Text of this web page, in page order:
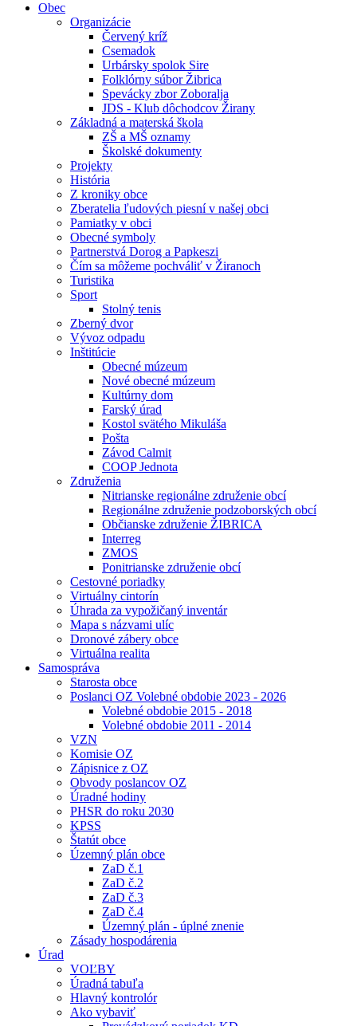
Obec
Organizácie
Červený kríž
Csemadok
Urbársky spolok Sire
Folklórny súbor Žibrica
Spevácky zbor Zoboralja
JDS - Klub dôchodcov Žirany
Základná a materská škola
ZŠ a MŠ oznamy
Školské dokumenty
Projekty
História
Z kroniky obce
Zberatelia ľudových piesní v našej obci
Pamiatky v obci
Obecné symboly
Partnerstvá Dorog a Papkeszi
Čím sa môžeme pochváliť v Žiranoch
Turistika
Sport
Stolný tenis
Zberný dvor
Vývoz odpadu
Inštitúcie
Obecné múzeum
Nové obecné múzeum
Kultúrny dom
Farský úrad
Kostol svätého Mikuláša
Pošta
Závod Calmit
COOP Jednota
Združenia
Nitrianske regionálne združenie obcí
Regionálne združenie podzoborských obcí
Občianske združenie ŽIBRICA
Interreg
ZMOS
Ponitrianske združenie obcí
Cestovné poriadky
Virtuálny cintorín
Úhrada za vypožičaný inventár
Mapa s názvami ulíc
Dronové zábery obce
Virtuálna realita
Samospráva
Starosta obce
Poslanci OZ Volebné obdobie 2023 - 2026
Volebné obdobie 2015 - 2018
Volebné obdobie 2011 - 2014
VZN
Komisie OZ
Zápisnice z OZ
Obvody poslancov OZ
Úradné hodiny
PHSR do roku 2030
KPSS
Štatút obce
Územný plán obce
ZaD č.1
ZaD č.2
ZaD č.3
ZaD č.4
Územný plán - úplné znenie
Zásady hospodárenia
Úrad
VOĽBY
Úradná tabuľa
Hlavný kontrolór
Ako vybaviť